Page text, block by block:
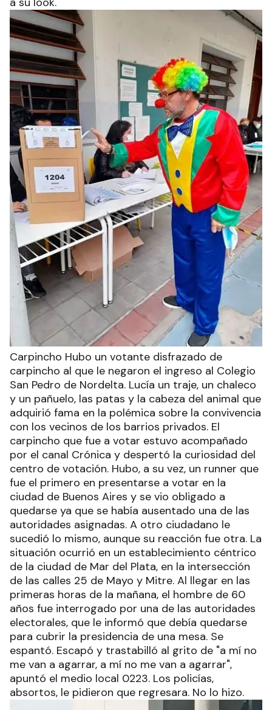
Carpincho Hubo un votante disfrazado de
carpincho al que le negaron el ingreso al Colegio
San Pedro de Nordelta. Lucía un traje, un chaleco
y un pañuelo, las patas y la cabeza del animal que
adquirió fama en la polémica sobre la convivencia
con los vecinos de los barrios privados. El
carpincho que fue a votar estuvo acompañado
por el canal Crónica y despertó la curiosidad del
centro de votación. Hubo, a su vez, un runner que
fue el primero en presentarse a votar en la
ciudad de Buenos Aires y se vio obligado a
quedarse ya que se había ausentado una de las
autoridades asignadas. A otro ciudadano le
sucedió lo mismo, aunque su reacción fue otra. La
situación ocurrió en un establecimiento céntrico
de la ciudad de Mar del Plata, en la intersección
de las calles 25 de Mayo y Mitre. Al llegar en las
primeras horas de la mañana, el hombre de 60
años fue interrogado por una de las autoridades
electorales, que le informó que debía quedarse
para cubrir la presidencia de una mesa. Se
espantó. Escapó y trastabilló al grito de "a mí no
me van a agarrar, a mí no me van a agarrar",
apuntó el medio local 0223. Los policías,
absortos, le pidieron que regresara. No lo hizo.